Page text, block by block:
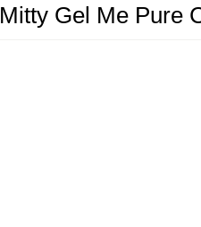
Mitty Gel Me Pure